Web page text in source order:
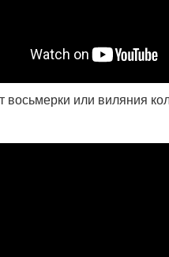
восьмерки или виляния